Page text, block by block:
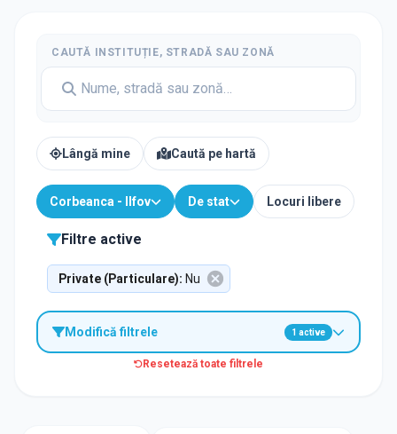
CAUTĂ INSTITUȚIE, STRADĂ SAU ZONĂ
Lângă mine Caută pe hartă
Corbeanca - Ilfov De stat Locuri libere
Filtre active
Private (Particulare): Nu
Modifică filtrele 1 active
Resetează toate filtrele